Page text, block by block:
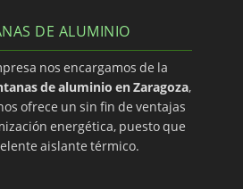
DE ALUMINIO
nos encargamos de la
de aluminio en Zaragoza,
ofrece un sin fin de ventajas
energética, puesto que
aislante térmico.